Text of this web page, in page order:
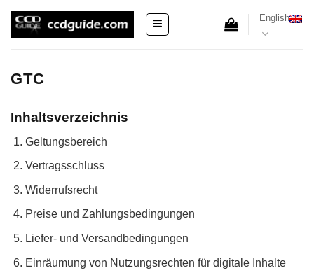
English
GTC
Inhaltsverzeichnis
Geltungsbereich
Vertragsschluss
Widerrufsrecht
Preise und Zahlungsbedingungen
Liefer- und Versandbedingungen
Einräumung von Nutzungsrechten für digitale Inhalte